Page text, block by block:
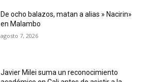
De ocho balazos, matan a alias » Nacirin»
en Malambo
agosto 7, 2026
Javier Milei suma un reconocimiento